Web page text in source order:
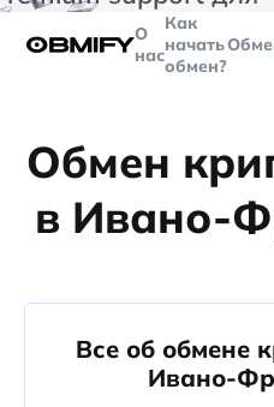
больше
О
нас
Как
начать
обмен?
Обмен
в Ивано-
Все об обмене
Ивано-